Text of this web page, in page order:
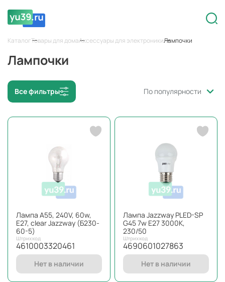
КаталогТовары для домаАксессуары для электроникиЛампочки
Лампочки
Все фильтры По популярности
Лампа A55, 240V, 60w,
Е27, clear Jazzway (Б230-
60-5)
Штрихкод
4610003320461
Нет в наличии
Лампа Jazzway PLED-SP
G45 7w E27 3000K,
230/50
Штрихкод
4690601027863
Нет в наличии